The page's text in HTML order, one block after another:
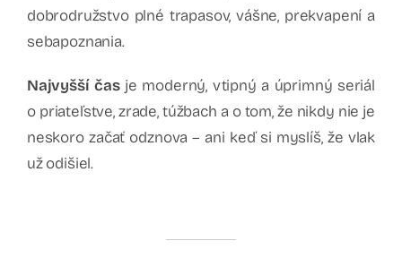
dobrodružstvo plné trapasov, vášne, prekvapení a
sebapoznania.
Najvyšší časje moderný, vtipný a úprimný seriál
o priateľstve, zrade, túžbach a o tom, že nikdy nie je
neskoro začať odznova – ani keď si myslíš, že vlak
už odišiel.